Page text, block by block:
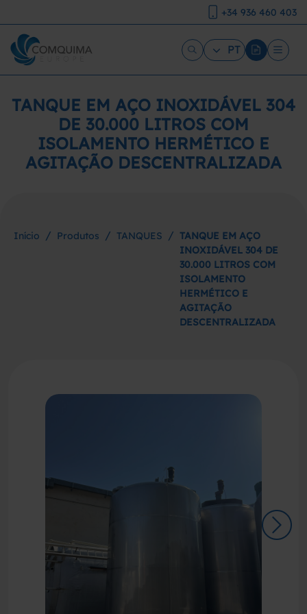
+34 936 460 403
PT
TANQUE EM AÇO INOXIDÁVEL 304
DE 30.000 LITROS COM
ISOLAMENTO HERMÉTICO E
AGITAÇÃO DESCENTRALIZADA
Início / Produtos / TANQUES / TANQUE EM AÇO
INOXIDÁVEL 304 DE
30.000 LITROS COM
ISOLAMENTO
HERMÉTICO E
AGITAÇÃO
DESCENTRALIZADA